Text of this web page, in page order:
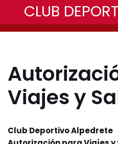
CLUB
Viajes y
Club Deportivo Alpedrete